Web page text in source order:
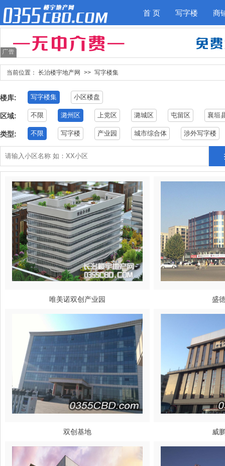
首 页 写字楼 商
当前位置： 长治楼宇地产网 >> 写字楼集
楼库: 写字楼集 小区楼盘
区域: 不限 潞州区 上党区 潞城区 屯留区 襄垣
类型: 不限 写字楼 产业园 城市综合体 涉外写字楼
唯美诺双创产业园 盛
双创基地 威